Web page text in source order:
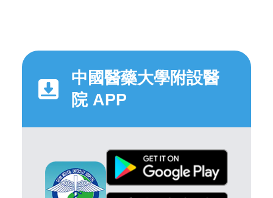
中國醫藥大學附設醫
院 APP